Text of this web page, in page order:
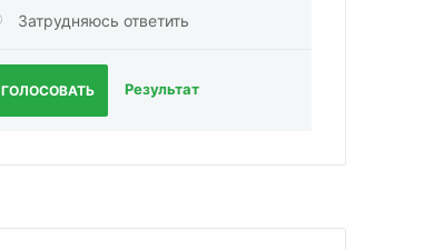
Затрудняюсь ответить
ГОЛОСОВАТЬ Результат